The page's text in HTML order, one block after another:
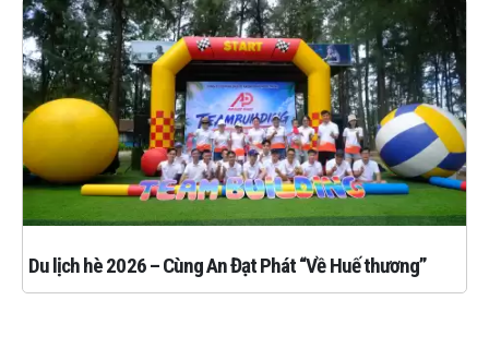
Du lịch hè 2026 – Cùng An Đạt Phát “Về Huế thương”